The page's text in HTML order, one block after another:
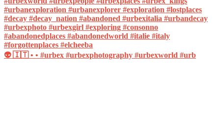
👽 🇮🇹 • • #urbex #urbexphotography #urbexworld #urb